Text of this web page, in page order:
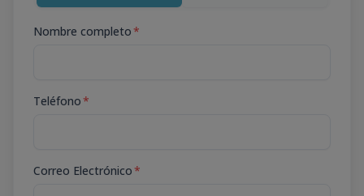
Nombre completo*
Teléfono*
Correo Electrónico*